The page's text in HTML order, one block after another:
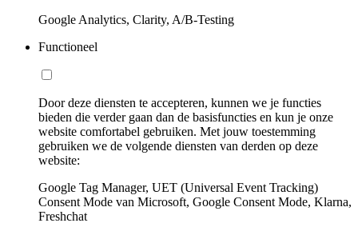
Google Analytics, Clarity, A/B-Testing
Functioneel
Door deze diensten te accepteren, kunnen we je functies
bieden die verder gaan dan de basisfuncties en kun je onze
website comfortabel gebruiken. Met jouw toestemming
gebruiken we de volgende diensten van derden op deze
website:
Google Tag Manager, UET (Universal Event Tracking)
Consent Mode van Microsoft, Google Consent Mode, Klarna,
Freshchat